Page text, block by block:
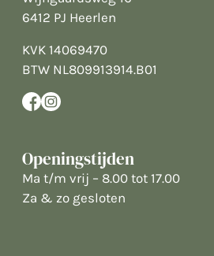
6412 PJ Heerlen
KVK 14069470
BTW NL809913914.B01
Openingstijden
Ma t/m vrij – 8.00 tot 17.00
Za & zo gesloten